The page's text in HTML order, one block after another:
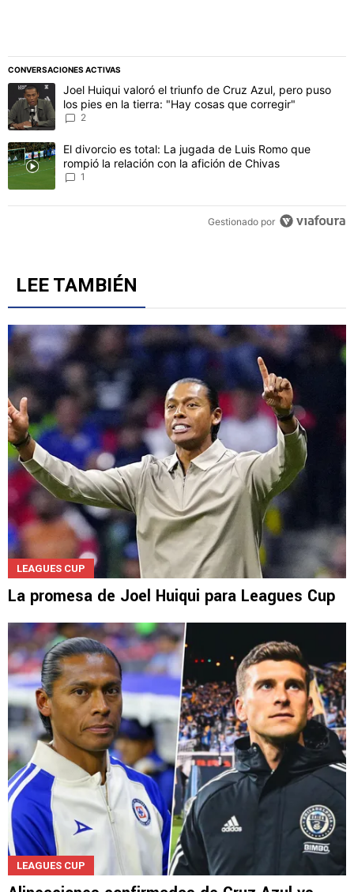
CONVERSACIONES ACTIVAS
Este listado muestra los artículos con más comentarios en los
Un artículo de tendencia con el título "Joel Huiqui valoró el
Joel Huiqui valoró el triunfo de Cruz Azul, pero puso
los pies en la tierra: "Hay cosas que corregir"
2
Un artículo de tendencia con el título "El divorcio es total: La
El divorcio es total: La jugada de Luis Romo que
rompió la relación con la afición de Chivas
1
Gestionado por
LEE TAMBIÉN
LEAGUES CUP
La promesa de Joel Huiqui para Leagues Cup
LEAGUES CUP